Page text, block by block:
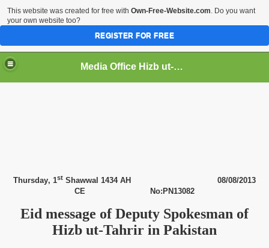
Media Office Hizb ut-Tahrir Pakistan
Thursday, 1st Shawwal 1434 AH 08/08/2013
CE No:PN13082
Eid message of Deputy Spokesman of
Hizb ut-Tahrir in Pakistan
This website was created for free with Own-Free-Website.com. Do you want
your own website too?
REGISTER FOR FREE